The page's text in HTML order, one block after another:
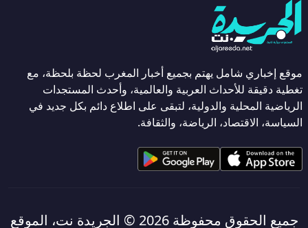
موقع إخباري شامل يهتم بجميع أخبار المغرب لحظة بلحظة، مع
تغطية دقيقة للأحداث العربية والعالمية، وأحدث المستجدات
الرياضية المحلية والدولية، لتبقى على اطلاع دائم بكل جديد في
السياسة، الاقتصاد، الرياضة، والثقافة.
جميع الحقوق محفوظة 2026 © الجريدة نت، الموقع